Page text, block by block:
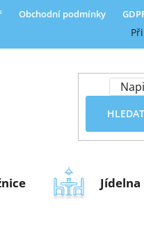
Obchodní podmínky
HLEDAT
Jídelna